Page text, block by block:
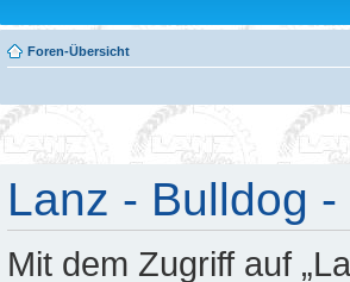
Foren-Übersicht
Lanz - Bulldog
Mit dem Zugriff auf